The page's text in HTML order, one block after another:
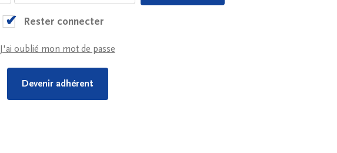
Rester connecter
J'ai oublié mon mot de passe
Devenir adhérent